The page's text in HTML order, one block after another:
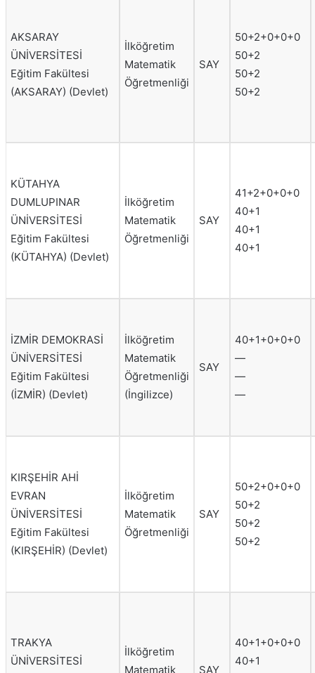
AKSARAY
ÜNİVERSİTESİ
Eğitim Fakültesi
(AKSARAY) (Devlet)
İlköğretim
Matematik
Öğretmenliği
SAY
50+2+0+0+0
50+2
50+2
50+2
KÜTAHYA
DUMLUPINAR
ÜNİVERSİTESİ
Eğitim Fakültesi
(KÜTAHYA) (Devlet)
İlköğretim
Matematik
Öğretmenliği
SAY
41+2+0+0+0
40+1
40+1
40+1
İZMİR DEMOKRASİ
ÜNİVERSİTESİ
Eğitim Fakültesi
(İZMİR) (Devlet)
İlköğretim
Matematik
Öğretmenliği
(İngilizce)
SAY
40+1+0+0+0
—
—
—
KIRŞEHİR AHİ
EVRAN
ÜNİVERSİTESİ
Eğitim Fakültesi
(KIRŞEHİR) (Devlet)
İlköğretim
Matematik
Öğretmenliği
SAY
50+2+0+0+0
50+2
50+2
50+2
TRAKYA
ÜNİVERSİTESİ
İlköğretim
Matematik
SAY
40+1+0+0+0
40+1